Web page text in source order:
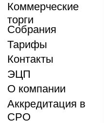
Коммерческие
торги
Собрания
Тарифы
Контакты
ЭЦП
О компании
Аккредитация в
СРО